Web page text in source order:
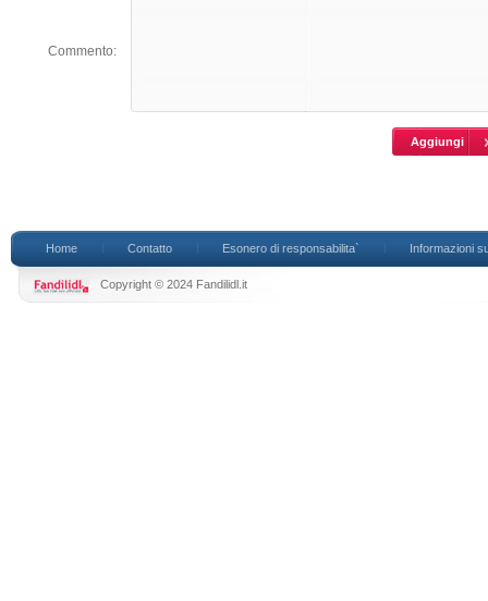
Commento:
Home Contatto Esonero di responsabilita` Informazioni
Copyright © 2024 Fandilidl.it